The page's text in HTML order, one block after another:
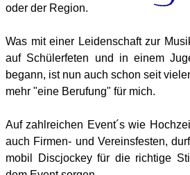
oder der Region.
Was mit einer Leidenschaft zur
auf Schülerfeten und in einem
begann, ist nun auch schon seit
mehr "eine Berufung" für mich.
Auf zahlreichen Event´s wie
auch Firmen- und Vereinsfesten,
mobil Discjockey für die richtige